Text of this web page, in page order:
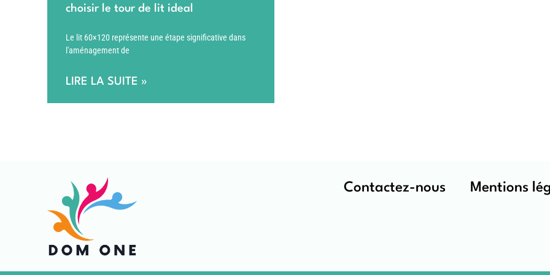
choisir le tour de lit ideal
Le lit 60×120 représente une étape significative dans
l'aménagement de
LIRE LA SUITE »
Contactez-nous Mentions